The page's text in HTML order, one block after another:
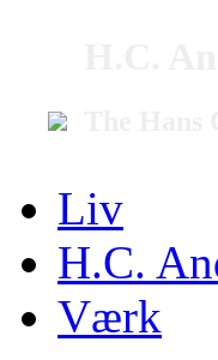
Liv
H.C.
Værk